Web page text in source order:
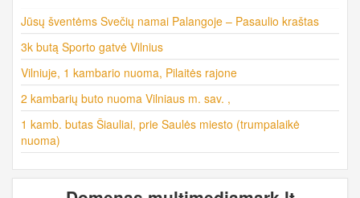
Jūsų šventėms Svečių namai Palangoje – Pasaulio kraštas
3k butą Sporto gatvė Vilnius
Vilniuje, 1 kambario nuoma, Pilaitės rajone
2 kambarių buto nuoma Vilniaus m. sav. ,
1 kamb. butas Šiauliai, prie Saulės miesto (trumpalaikė
nuoma)